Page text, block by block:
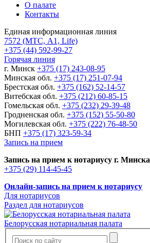
О палате
Контакты
Единая информационная линия
7572 (МТС, A1, Life)
+375 (44) 592-99-27
Горячая линия
г. Минск +375 (17) 243-08-95
Минская обл. +375 (17) 251-07-94
Брестская обл. +375 (162) 52-14-57
Витебская обл. +375 (212) 60-85-15
Гомельская обл. +375 (232) 29-39-48
Гродненская обл. +375 (152) 55-50-80
Могилевская обл. +375 (222) 76-48-50
БНП +375 (17) 323-59-34
Запись на прием
Запись на прием к нотариусу г. Минска
+375 (29) 114-45-45
Онлайн-запись на прием к нотариусу
Для нотариусов
Раздел для нотариусов
Белорусская нотариальная палата